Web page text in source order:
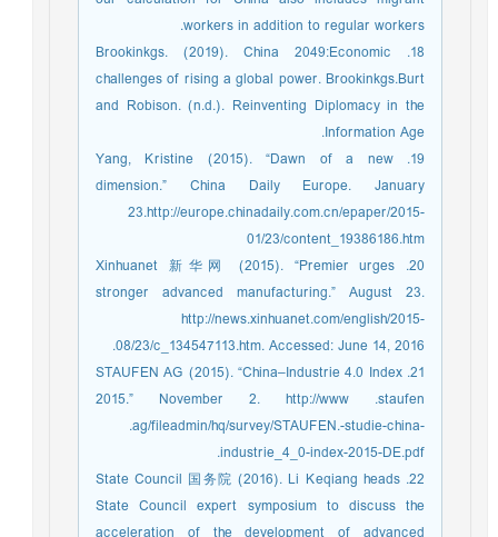
workers in addition to regular workers.
18. Brookinkgs. (2019). China 2049:Economic
challenges of rising a global power. Brookinkgs.Burt
and Robison. (n.d.). Reinventing Diplomacy in the
Information Age.
19. Yang, Kristine (2015). “Dawn of a new
dimension.” China Daily Europe. January
23.http://europe.chinadaily.com.cn/epaper/2015-
01/23/content_19386186.htm
20. Xinhuanet 新华网 (2015). “Premier urges
stronger advanced manufacturing.” August 23.
http://news.xinhuanet.com/english/2015-
08/23/c_134547113.htm. Accessed: June 14, 2016.
21. STAUFEN AG (2015). “China–Industrie 4.0 Index
2015.” November 2. http://www .staufen
.ag/fileadmin/hq/survey/STAUFEN.-studie-china-
industrie_4_0-index-2015-DE.pdf.
22. State Council 国务院 (2016). Li Keqiang heads
State Council expert symposium to discuss the